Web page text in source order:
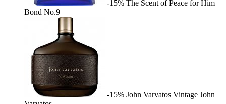
-15% The Scent of Peace for Him
Bond No.9
-15% John Varvatos Vintage John